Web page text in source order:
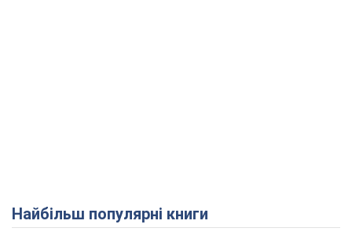
Найбільш популярні книги